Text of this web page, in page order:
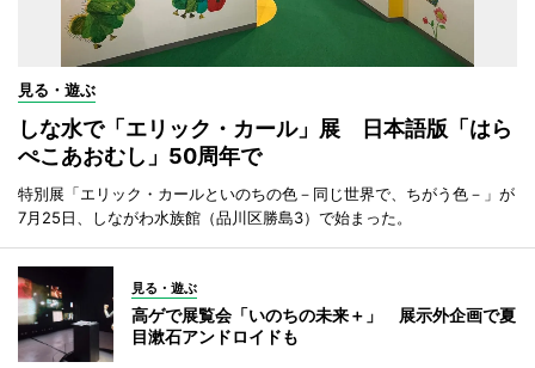
見る・遊ぶ
しな水で「エリック・カール」展 日本語版「はら
ぺこあおむし」50周年で
特別展「エリック・カールといのちの色－同じ世界で、ちがう色－」が
7月25日、しながわ水族館（品川区勝島3）で始まった。
見る・遊ぶ
高ゲで展覧会「いのちの未来＋」 展示外企画で夏
目漱石アンドロイドも